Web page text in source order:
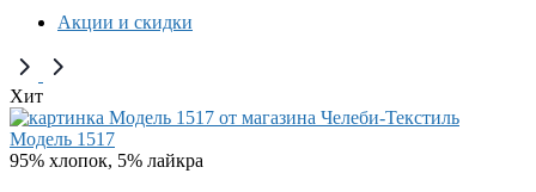
Акции и скидки
Хит
Модель 1517
95% хлопок, 5% лайкра